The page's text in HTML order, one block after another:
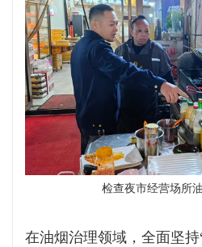
检查夜市经营场所
在油烟治理领域，全面坚